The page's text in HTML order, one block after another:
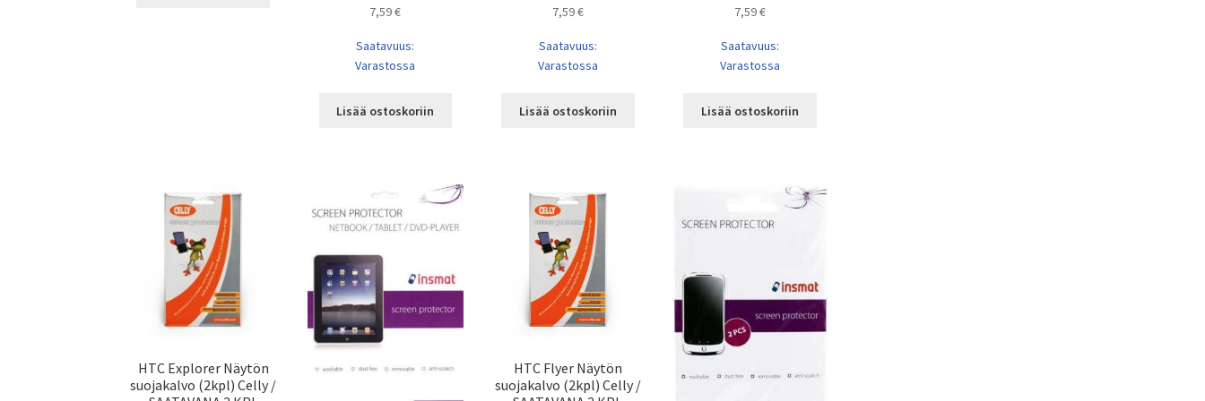
7,59€
Saatavuus:
Varastossa
Lisää ostoskoriin
7,59€
Saatavuus:
Varastossa
Lisää ostoskoriin
7,59€
Saatavuus:
Varastossa
Lisää ostoskoriin
HTC Explorer Näytön
suojakalvo (2kpl) Celly /
HTC Flyer Näytön
suojakalvo (2kpl) Celly /